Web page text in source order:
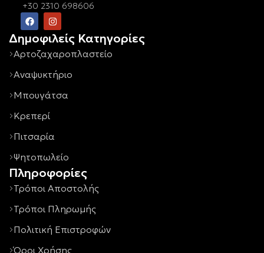
+30 2310 698606
Δημοφιλείς Κατηγορίες
Αρτοζαχαροπλαστείο
Αναψυκτήριο
Μπουγάτσα
Κρεπερί
Πιτσαρία
Ψητοπωλείο
Πληροφορίες
Τρόποι Αποστολής
Τρόποι Πληρωμής
Πολιτική Επιστροφών
Όροι Χρήσης